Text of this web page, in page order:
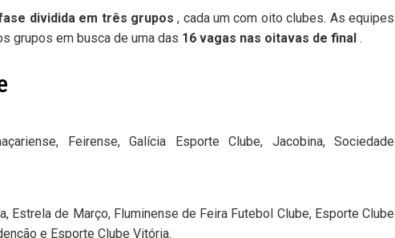
dividida em três grupos , cada um com oito clubes. As equipes
grupos em busca de uma das 16 vagas nas oitavas de final .
Feirense, Galícia Esporte Clube, Jacobina, Sociedade
Estrela de Março, Fluminense de Feira Futebol Clube, Esporte Clube
e Esporte Clube Vitória.